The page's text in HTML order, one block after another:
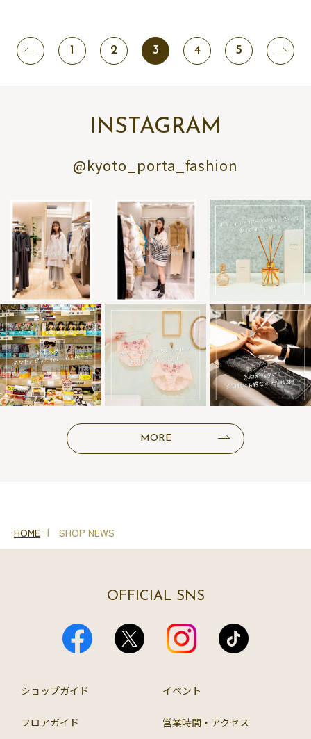
1 2 3 4 5
INSTAGRAM
@kyoto_porta_fashion
MORE
HOME SHOP NEWS
OFFICIAL SNS
ショップガイド イベント
フロアガイド 営業時間・アクセス